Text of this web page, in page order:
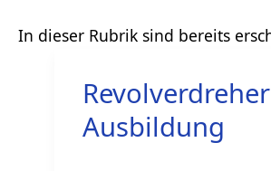
Revolverdreher
Ausbildung